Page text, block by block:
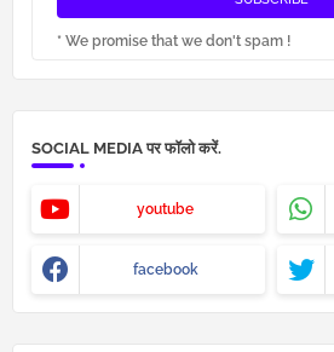
* We promise that we don't spam !
SOCIAL MEDIA पर फॉलो करें.
youtube
facebook